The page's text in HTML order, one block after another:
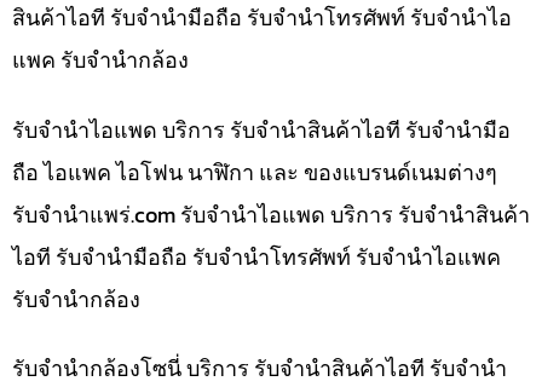
สินค้าไอที รับจำนำมือถือ รับจำนำโทรศัพท์ รับจำนำไอ
แพค รับจำนำกล้อง
รับจำนำไอแพด บริการ รับจำนำสินค้าไอที รับจำนำมือ
ถือ ไอแพค ไอโฟน นาฬิกา และ ของแบรนด์เนมต่างๆ
รับจํานําแพร่.com รับจำนำไอแพด บริการ รับจำนำสินค้า
ไอที รับจำนำมือถือ รับจำนำโทรศัพท์ รับจำนำไอแพค
รับจำนำกล้อง
รับจำนำกล้องโซนี่ บริการ รับจำนำสินค้าไอที รับจำนำ